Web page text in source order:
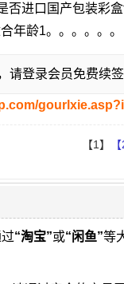
否进口国产包装彩
年龄1。。。。。
请登录会员免费续
【1】
“淘宝”或“闲鱼”等